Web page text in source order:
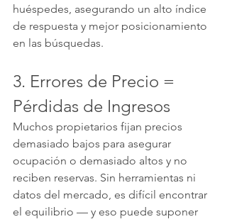
huéspedes, asegurando un alto índice
de respuesta y mejor posicionamiento
en las búsquedas.
3. Errores de Precio =
Pérdidas de Ingresos
Muchos propietarios fijan precios
demasiado bajos para asegurar
ocupación o demasiado altos y no
reciben reservas. Sin herramientas ni
datos del mercado, es difícil encontrar
el equilibrio — y eso puede suponer